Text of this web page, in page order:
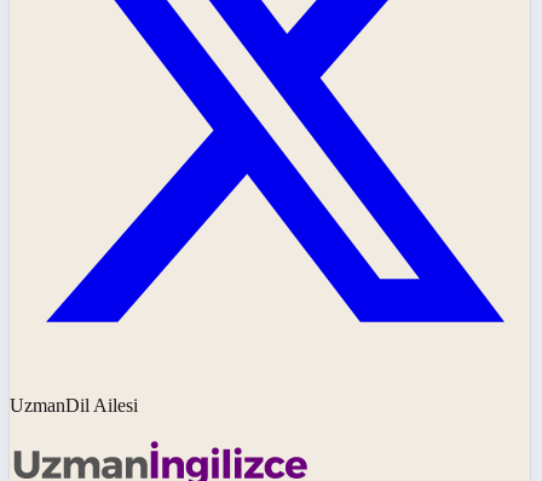
UzmanDil Ailesi